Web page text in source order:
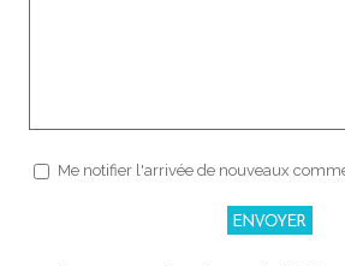
Me notifier l'arrivée de nouveaux